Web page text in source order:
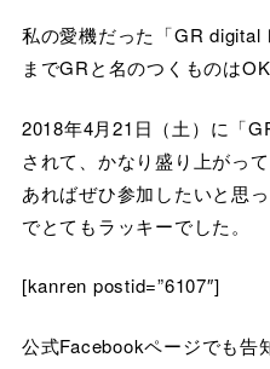
私の愛機だった「GR
までGRと名のつくものは
2018年4月21日（土）に「
されて、かなり盛り上がっ
あればぜひ参加したいと思
でとてもラッキーでした。
[kanren postid=”6107″]
公式Facebookページでも告